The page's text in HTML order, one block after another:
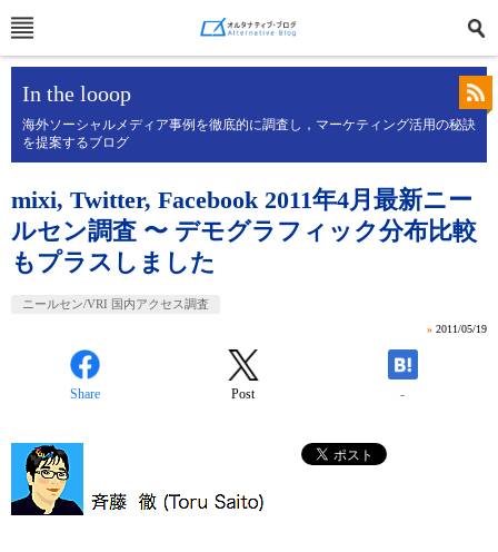
In the looop
海外ソーシャルメディア事例を徹底的に調査し，マーケティング活用の秘訣
を提案するブログ
mixi, Twitter, Facebook 2011年4月最新ニー
ルセン調査 〜 デモグラフィック分布比較
もプラスしました
ニールセン/VRI 国内アクセス調査
» 2011/05/19
Share Post -